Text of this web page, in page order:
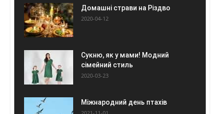
Домашні страви на Різдво
2020-04-12
Сукню, як у мами! Модний
сімейний стиль
2020-03-23
Міжнародний день птахів